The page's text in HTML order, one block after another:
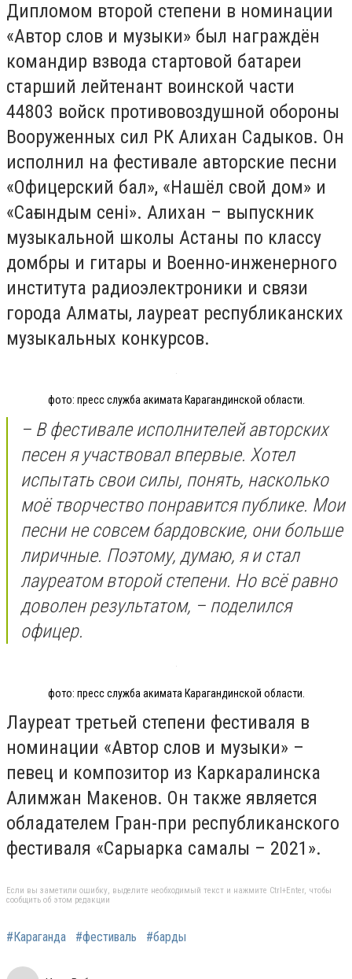
Дипломом второй степени в номинации
«Автор слов и музыки» был награждён
командир взвода стартовой батареи
старший лейтенант воинской части
44803 войск противовоздушной обороны
Вооруженных сил РК Алихан Садыков. Он
исполнил на фестивале авторские песни
«Офицерский бал», «Нашёл свой дом» и
«Сағындым сені». Алихан – выпускник
музыкальной школы Астаны по классу
домбры и гитары и Военно-инженерного
института радиоэлектроники и связи
города Алматы, лауреат республиканских
музыкальных конкурсов.
фото: пресс служба акимата Карагандинской области.
– В фестивале исполнителей авторских
песен я участвовал впервые. Хотел
испытать свои силы, понять, насколько
моё творчество понравится публике. Мои
песни не совсем бардовские, они больше
лиричные. Поэтому, думаю, я и стал
лауреатом второй степени. Но всё равно
доволен результатом, – поделился
офицер.
фото: пресс служба акимата Карагандинской области.
Лауреат третьей степени фестиваля в
номинации «Автор слов и музыки» –
певец и композитор из Каркаралинска
Алимжан Макенов. Он также является
обладателем Гран-при республиканского
фестиваля «Сарыарка самалы – 2021».
Если вы заметили ошибку, выделите необходимый текст и нажмите Ctrl+Enter, чтобы
сообщить об этом редакции
#Караганда #фестиваль #барды